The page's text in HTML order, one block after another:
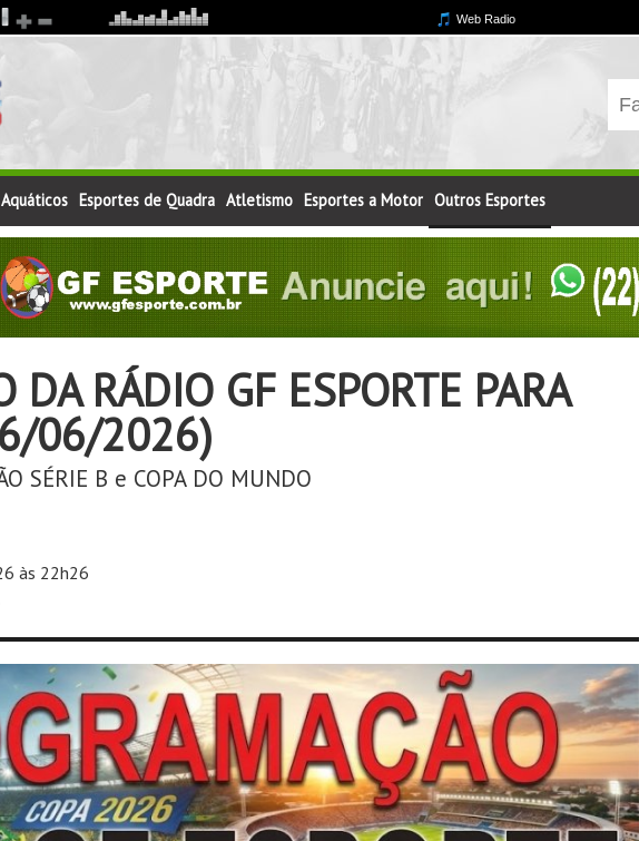
Esportes de Quadra Atletismo Esportes a Motor Outros Esportes
DA RÁDIO GF ESPORTE PARA
06/2026)
SÉRIE B e COPA DO MUNDO
às 22h26